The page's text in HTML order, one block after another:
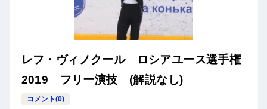
レフ・ヴィノクール ロシアユース選手権
2019 フリー演技 (解説なし)
コメント(0)